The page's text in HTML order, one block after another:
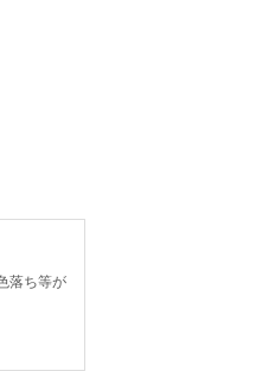
落ち等が